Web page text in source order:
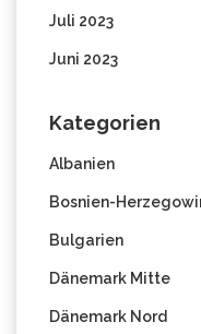
Juli 2023
Juni 2023
Kategorien
Albanien
Bosnien-
Bulgarien
Dänemark Mitte
Dänemark Nord